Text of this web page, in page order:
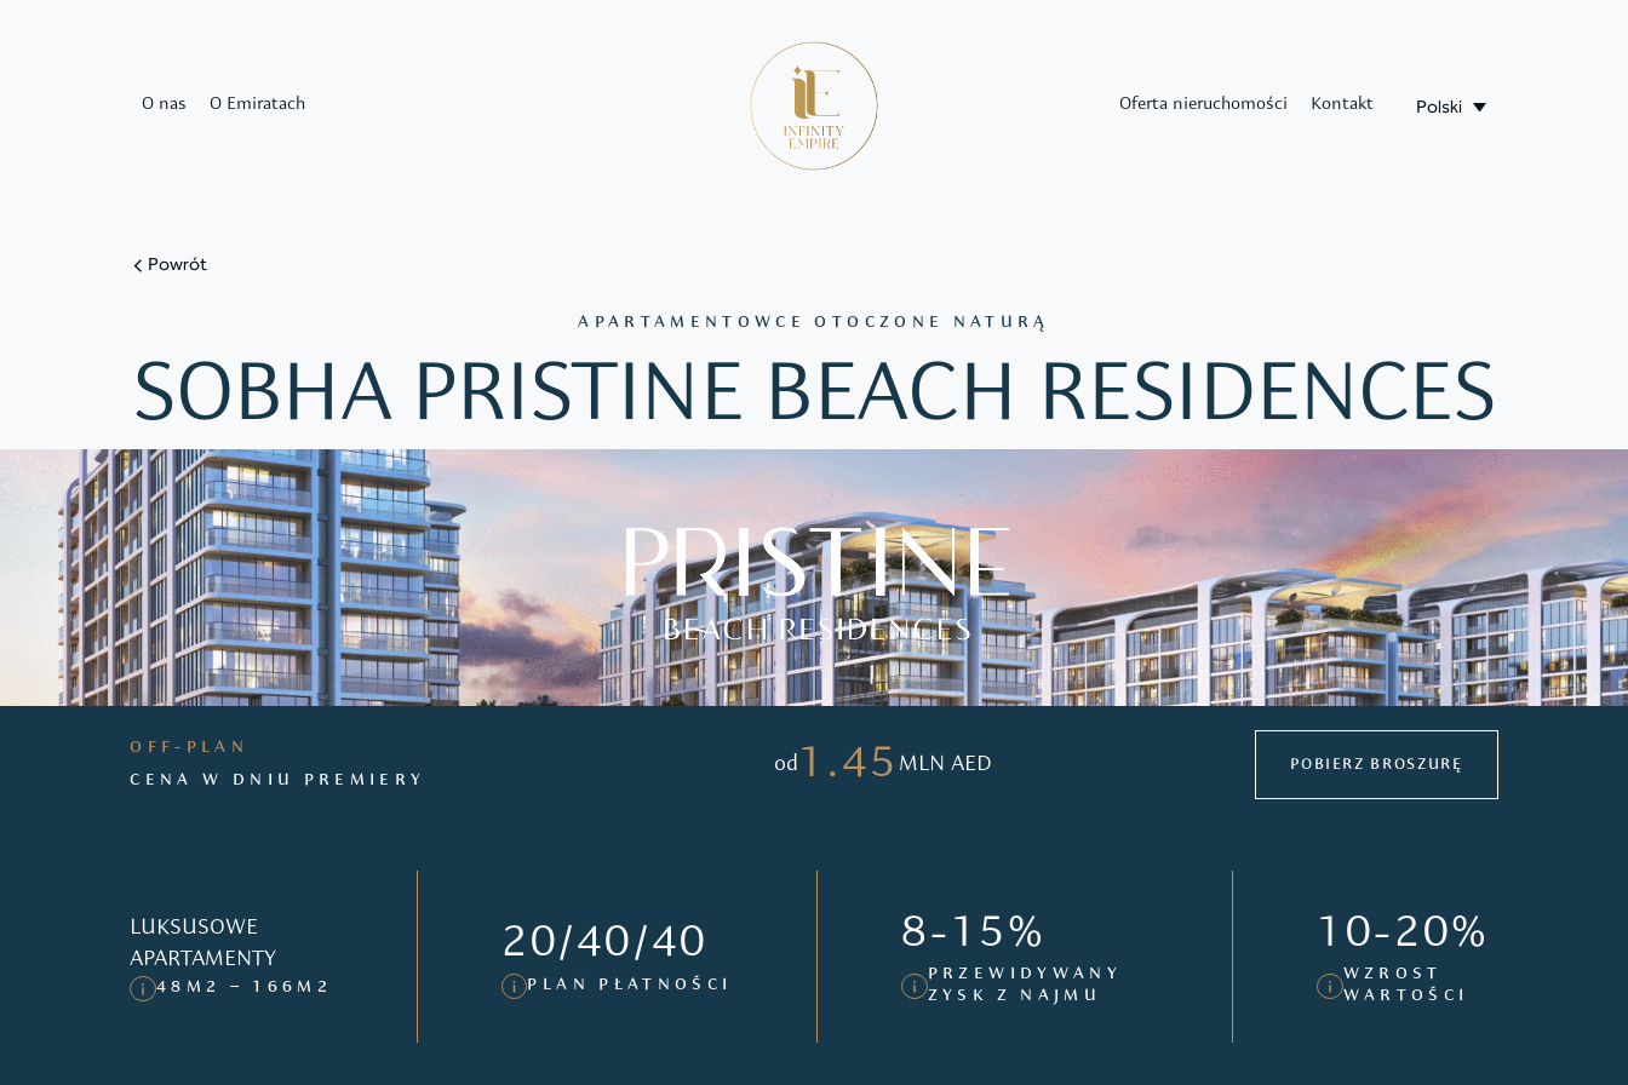
O nas O Emiratach Oferta nieruchomości Kontakt Polski
Powrót
APARTAMENTOWCE OTOCZONE NATURĄ
SOBHA PRISTINE BEACH RESIDENCES
OFF-PLAN
CENA W DNIU PREMIERY
od 1.45 MLN AED POBIERZ BROSZURĘ
LUKSUSOWE
APARTAMENTY
48M2 – 166M2
20/40/40
PLAN PŁATNOŚCI
8-15%
PRZEWIDYWANY
ZYSK Z NAJMU
10-20%
WZROST
WARTOŚCI